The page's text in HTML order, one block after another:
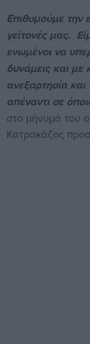
Επιθυμούμε την
γείτονές μας.
ενωμένοι να
δυνάμεις και με
ανεξαρτησία
απέναντι σε
στο μήνυμά του
Κατρακάζος